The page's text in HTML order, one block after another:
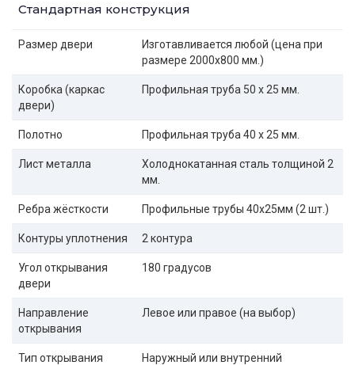
Стандартная конструкция
Размер двери
Изготавливается любой (цена при
размере 2000x800 мм.)
Коробка (каркас
двери)
Профильная труба 50 х 25 мм.
Полотно Профильная труба 40 х 25 мм.
Лист металла
Холоднокатанная сталь толщиной 2
мм.
Ребра жёсткости Профильные трубы 40х25мм (2 шт.)
Контуры уплотнения 2 контура
Угол открывания
двери
180 градусов
Направление
открывания
Левое или правое (на выбор)
Тип открывания Наружный или внутренний